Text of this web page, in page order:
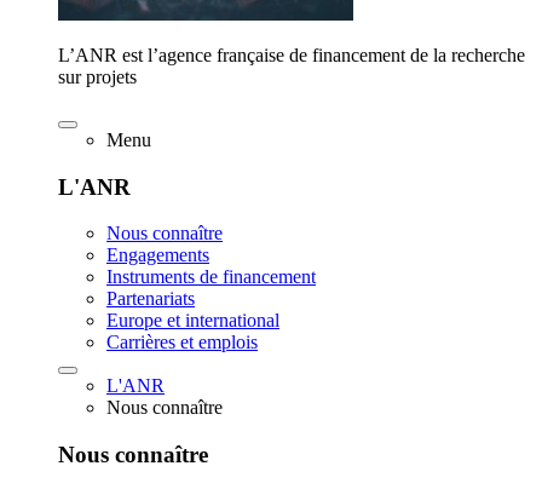
L’ANR est l’agence française de financement de la recherche
sur projets
Menu
L'ANR
Nous connaître
Engagements
Instruments de financement
Partenariats
Europe et international
Carrières et emplois
L'ANR
Nous connaître
Nous connaître